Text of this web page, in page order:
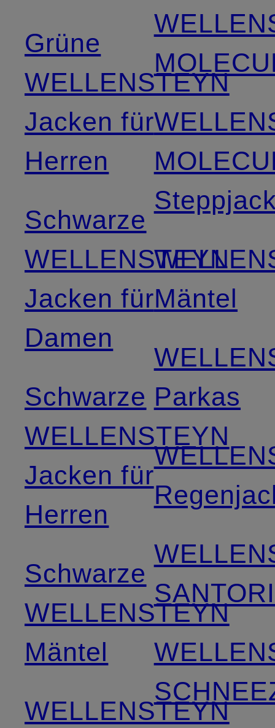
Grüne
WELLENSTEYN
Jacken für
Herren
Schwarze
WELLENSTEYN
Jacken für
Damen
Schwarze
WELLENSTEYN
Jacken für
Herren
Schwarze
WELLENSTEYN
Mäntel
WELLENSTEYN
Mäntel
Parkas